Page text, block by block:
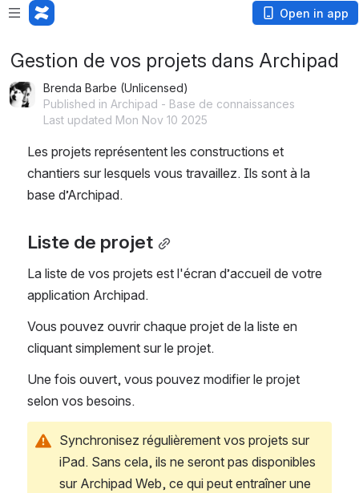
Open in app
Gestion de vos projets dans Archipad
Brenda Barbe (Unlicensed)
Published in Archipad - Base de connaissances
Last updated Mon Nov 10 2025
Les projets représentent les constructions et
chantiers sur lesquels vous travaillez. Ils sont à la
base d’Archipad.
Liste de projet
La liste de vos projets est l'écran d’accueil de votre
application Archipad.
Vous pouvez ouvrir chaque projet de la liste en
cliquant simplement sur le projet.
Une fois ouvert, vous pouvez modifier le projet
selon vos besoins.
Synchronisez régulièrement vos projets sur
iPad. Sans cela, ils ne seront pas disponibles
sur Archipad Web, ce qui peut entraîner une